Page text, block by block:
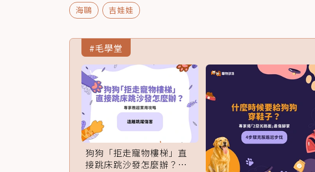
海鷗 吉娃娃
#毛學堂
狗狗「拒走寵物樓梯」直
接跳床跳沙發怎麼辦？專